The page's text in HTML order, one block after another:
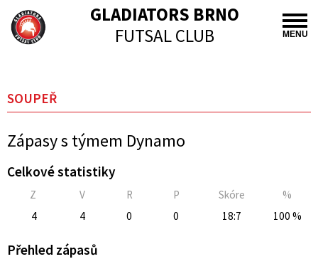
MENU
GLADIATORS BRNO
FUTSAL CLUB
SOUPEŘ
Zápasy s týmem Dynamo
Celkové statistiky
Z V R P Skóre
%
4
4 0 0 18:7 100 %
Přehled zápasů